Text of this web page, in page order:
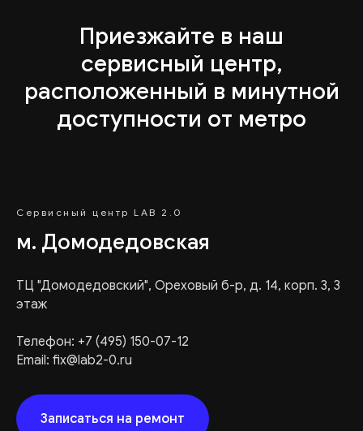
Приезжайте в наш
сервисный центр,
расположенный в минутной
доступности от метро
Сервисный центр LAB 2.0
м. Домодедовская
ТЦ "Домодедовский", Ореховый б-р, д. 14, корп. 3, 3
этаж
Телефон: +7 (495) 150-07-12
Email: fix@lab2-0.ru
Записаться на ремонт